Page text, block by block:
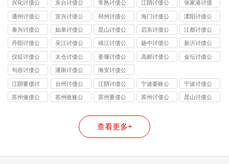
兴化讨债公
司
东台讨债公
司
常熟讨债公
司
江阴讨债公
司
张家港讨债
公司
通州讨债公
司
宜兴讨债公
司
邳州讨债公
司
海门讨债公
司
溧阳讨债公
司
泰兴讨债公
司
如皋讨债公
司
昆山讨债公
司
启东讨债公
司
江都讨债公
司
丹阳讨债公
司
吴江讨债公
司
靖江讨债公
司
扬中讨债公
司
新沂讨债公
司
仪征讨债公
司
太仓讨债公
司
姜堰讨债公
司
高邮讨债公
金坛讨债公
句容讨债公
司
灌南讨债公
司
海安讨债公
司
江阴要债讨
账公司
台州讨债公
司
江阴讨债公
司
宁波要账公
司
宁波讨债公
司
苏州催债公
苏州收账公
苏州要债公
苏州讨债公
昆山讨债公
查看更多+